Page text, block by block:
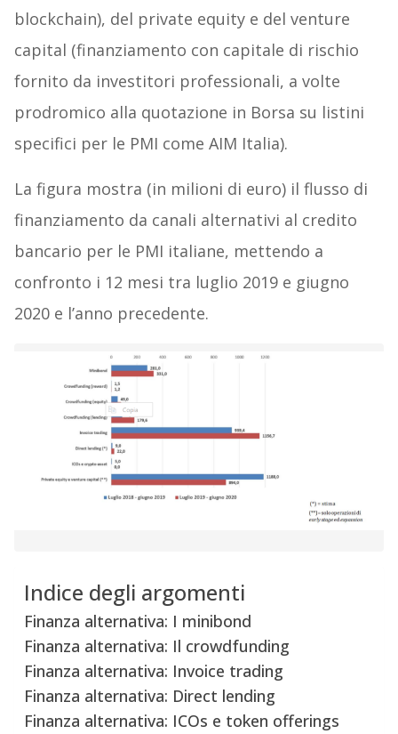
blockchain), del private equity e del venture
capital (finanziamento con capitale di rischio
fornito da investitori professionali, a volte
prodromico alla quotazione in Borsa su listini
specifici per le PMI come AIM Italia).
La figura mostra (in milioni di euro) il flusso di
finanziamento da canali alternativi al credito
bancario per le PMI italiane, mettendo a
confronto i 12 mesi tra luglio 2019 e giugno
2020 e l’anno precedente.
Indice degli argomenti
Finanza alternativa: I minibond
Finanza alternativa: Il crowdfunding
Finanza alternativa: Invoice trading
Finanza alternativa: Direct lending
Finanza alternativa: ICOs e token offerings